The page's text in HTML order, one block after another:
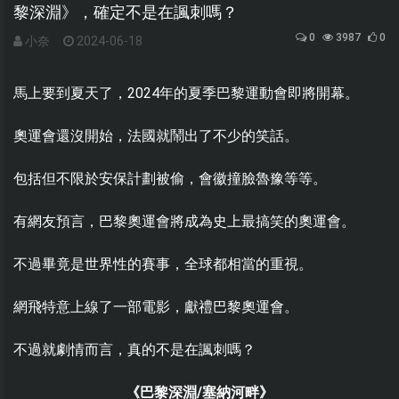
黎深淵》，確定不是在諷刺嗎？
小奈 2024-06-18 0 3987 0
馬上要到夏天了，2024年的夏季巴黎運動會即將開幕。
奧運會還沒開始，法國就鬧出了不少的笑話。
包括但不限於安保計劃被偷，會徽撞臉魯豫等等。
有網友預言，巴黎奧運會將成為史上最搞笑的奧運會。
不過畢竟是世界性的賽事，全球都相當的重視。
網飛特意上線了一部電影，獻禮巴黎奧運會。
不過就劇情而言，真的不是在諷刺嗎？
《巴黎深淵/塞納河畔》